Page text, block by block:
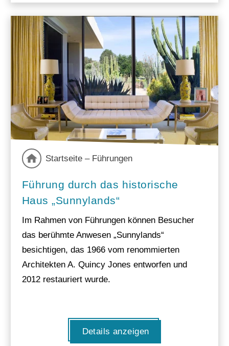
Startseite – Führungen
Führung durch das historische
Haus „Sunnylands“
Im Rahmen von Führungen können Besucher
das berühmte Anwesen „Sunnylands“
besichtigen, das 1966 vom renommierten
Architekten A. Quincy Jones entworfen und
2012 restauriert wurde.
Details anzeigen